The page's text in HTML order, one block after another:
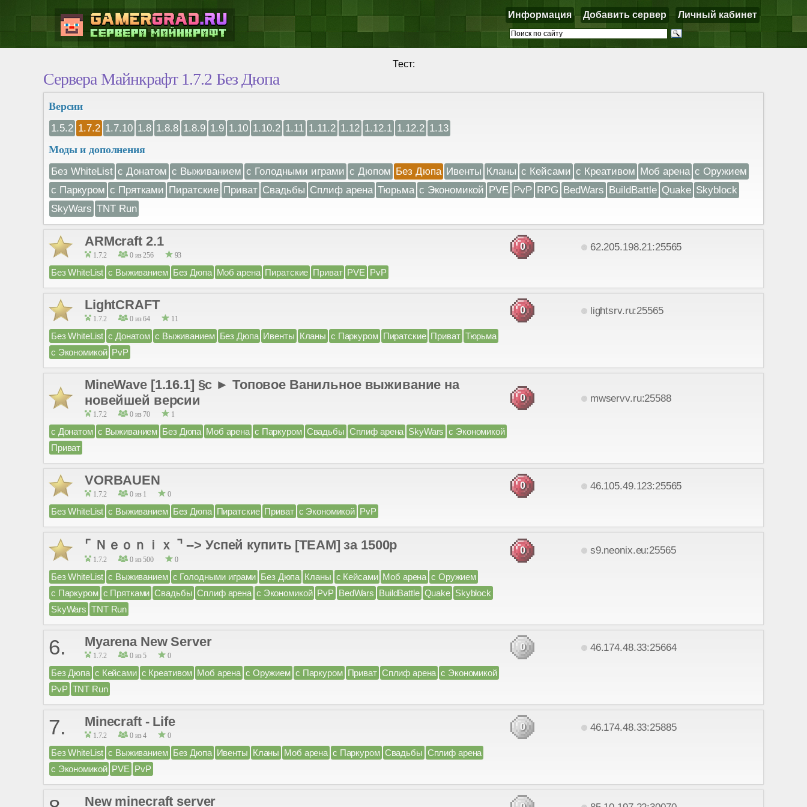
Информация Добавить сервер Личный кабинет
Тест:
Сервера Майнкрафт 1.7.2 Без Дюпа
Версии
1.5.2 1.7.2 1.7.10 1.8 1.8.8 1.8.9 1.9 1.10 1.10.2 1.11 1.11.2 1.12 1.12.1 1.12.2 1.13
Моды и дополнения
Без WhiteList с Донатом с Выживанием с Голодными играми с Дюпом Без Дюпа Ивенты Кланы с Кейсами с Креативом Моб арена с Оружием
с Паркуром с Прятками Пиратские Приват Свадьбы Сплиф арена Тюрьма с Экономикой PVE PvP RPG BedWars BuildBattle Quake Skyblock
SkyWars TNT Run
ARMcraft 2.1
1.7.2 0 из 256 93
0 62.205.198.21:25565
Без WhiteList с Выживанием Без Дюпа Моб арена Пиратские Приват PVE PvP
LightCRAFT
1.7.2 0 из 64 11
0 lightsrv.ru:25565
Без WhiteList с Донатом с Выживанием Без Дюпа Ивенты Кланы с Паркуром Пиратские Приват Тюрьма
с Экономикой PvP
MineWave [1.16.1] §с ► Топовое Ванильное выживание на
новейшей версии
1.7.2 0 из 70 1
0 mwservv.ru:25588
с Донатом с Выживанием Без Дюпа Моб арена с Паркуром Свадьбы Сплиф арена SkyWars с Экономикой
Приват
VORBAUEN
1.7.2 0 из 1 0
0 46.105.49.123:25565
Без WhiteList с Выживанием Без Дюпа Пиратские Приват с Экономикой PvP
⌜ Ｎｅｏｎｉｘ ⌝ --> Успей купить [TEAM] за 1500р
1.7.2 0 из 500 0
0 s9.neonix.eu:25565
Без WhiteList с Выживанием с Голодными играми Без Дюпа Кланы с Кейсами Моб арена с Оружием
с Паркуром с Прятками Свадьбы Сплиф арена с Экономикой PvP BedWars BuildBattle Quake Skyblock
SkyWars TNT Run
6. Myarena New Server
1.7.2 0 из 5 0
0 46.174.48.33:25664
Без Дюпа с Кейсами с Креативом Моб арена с Оружием с Паркуром Приват Сплиф арена с Экономикой
PvP TNT Run
7. Minecraft - Life
1.7.2 0 из 4 0
0 46.174.48.33:25885
Без WhiteList с Выживанием Без Дюпа Ивенты Кланы Моб арена с Паркуром Свадьбы Сплиф арена
с Экономикой PVE PvP
New minecraft server